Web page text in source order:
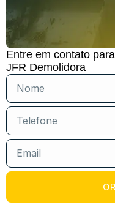
Entre em contato
JFR Demolidora